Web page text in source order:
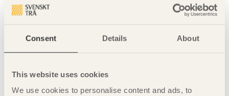
Consent Details About
This website uses cookies
We use cookies to personalise content and ads, to
Greger Lindgren
, träkonstruktör, Tyrèns Sverige AB
Robert Andersson
, projektledare, Martinsons Byggsystem
Samarbetspartners